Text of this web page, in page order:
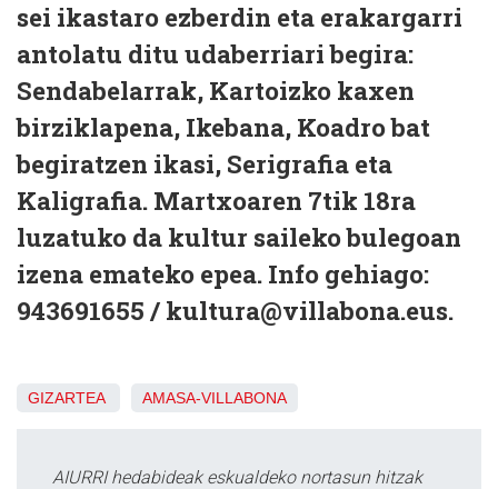
sei ikastaro ezberdin eta erakargarri
antolatu ditu udaberriari begira:
Sendabelarrak, Kartoizko kaxen
birziklapena, Ikebana, Koadro bat
begiratzen ikasi, Serigrafia eta
Kaligrafia. Martxoaren 7tik 18ra
luzatuko da kultur saileko bulegoan
izena emateko epea. Info gehiago:
943691655 / kultura@villabona.eus.
GIZARTEA AMASA-VILLABONA
AIURRI hedabideak eskualdeko nortasun hitzak